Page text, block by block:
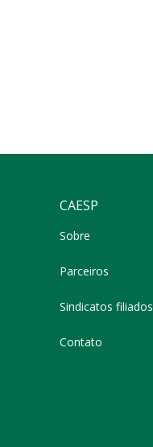
CAESP
Sobre
Parceiros
Sindicatos filiados
Contato